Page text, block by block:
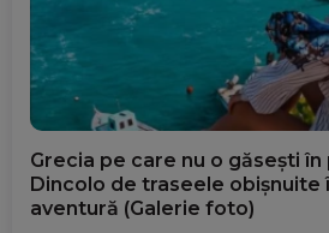
Grecia pe care nu o găsești
Dincolo de traseele obișnuite
aventură (Galerie foto)